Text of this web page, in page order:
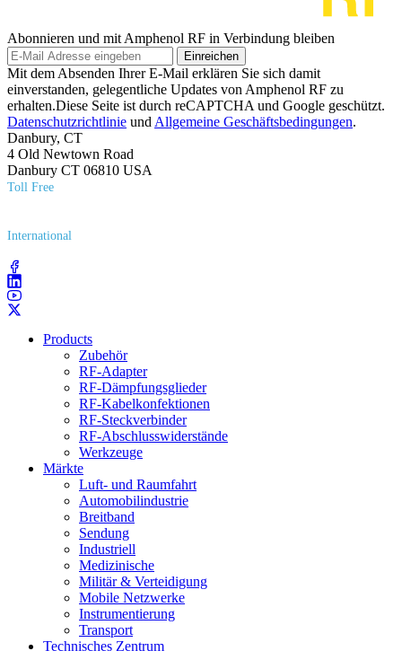
Abonnieren und mit Amphenol RF in Verbindung bleiben
Einreichen
Mit dem Absenden Ihrer E-Mail erklären Sie sich damit
einverstanden, gelegentliche Updates von Amphenol RF zu
erhalten.Diese Seite ist durch reCAPTCHA und Google geschützt.
Datenschutzrichtlinie und Allgemeine Geschäftsbedingungen.
Danbury, CT
4 Old Newtown Road
Danbury CT 06810 USA
Toll Free
International
Products
Zubehör
RF-Adapter
RF-Dämpfungsglieder
RF-Kabelkonfektionen
RF-Steckverbinder
RF-Abschlusswiderstände
Werkzeuge
Märkte
Luft- und Raumfahrt
Automobilindustrie
Breitband
Sendung
Industriell
Medizinische
Militär & Verteidigung
Mobile Netzwerke
Instrumentierung
Transport
Technisches Zentrum